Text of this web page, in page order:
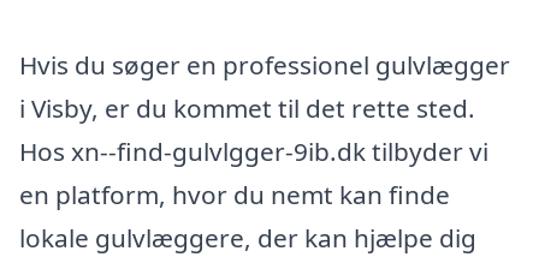
Hvis du søger en professionel gulvlægger
i Visby, er du kommet til det rette sted.
Hos xn--find-gulvlgger-9ib.dk tilbyder vi
en platform, hvor du nemt kan finde
lokale gulvlæggere, der kan hjælpe dig